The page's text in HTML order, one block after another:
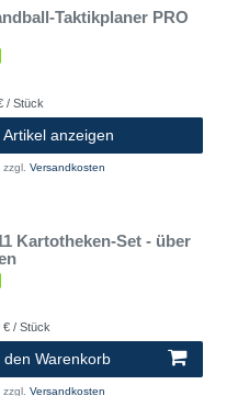
Taktikplaner PRO
/ Stück
Artikel anzeigen
zzgl. Versandkosten
Kartotheken-Set - über
€ / Stück
den Warenkorb
zzgl. Versandkosten